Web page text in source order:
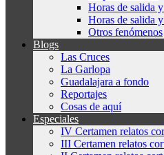
Horas de salida
Horas de salida
Otros fenómenos
Blogs
Las Cruces
La Garlopa
Guadalajara a fondo
Reportajes
Cosas de aquí
Especiales
IV Certamen relatos
III Certamen relatos